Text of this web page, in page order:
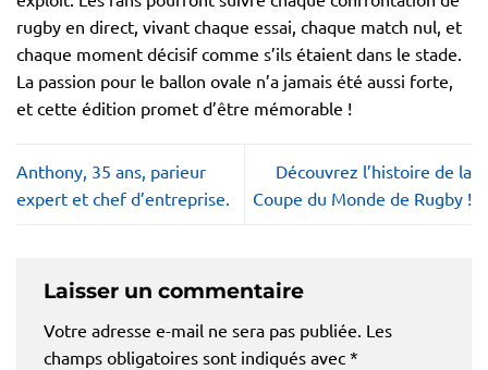
rugby en direct, vivant chaque essai, chaque match nul, et
chaque moment décisif comme s’ils étaient dans le stade.
La passion pour le ballon ovale n’a jamais été aussi forte,
et cette édition promet d’être mémorable !
Anthony, 35 ans, parieur
expert et chef d’entreprise.
Découvrez l’histoire de la
Coupe du Monde de Rugby !
Laisser un commentaire
Votre adresse e-mail ne sera pas publiée. Les
champs obligatoires sont indiqués avec *